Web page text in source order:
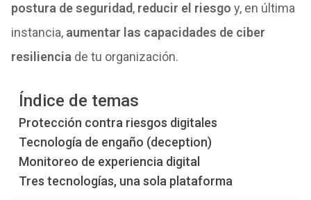
postura de seguridad, reducir el riesgo y, en última
instancia, aumentar las capacidades de ciber
resiliencia de tu organización.
Índice de temas
Protección contra riesgos digitales
Tecnología de engaño (deception)
Monitoreo de experiencia digital
Tres tecnologías, una sola plataforma